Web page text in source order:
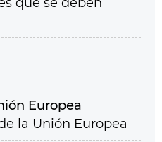
Europea
la Unión Europea